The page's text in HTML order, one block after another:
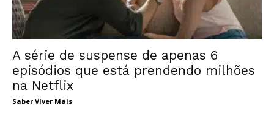
A série de suspense de apenas 6
episódios que está prendendo milhões
na Netflix
Saber Viver Mais